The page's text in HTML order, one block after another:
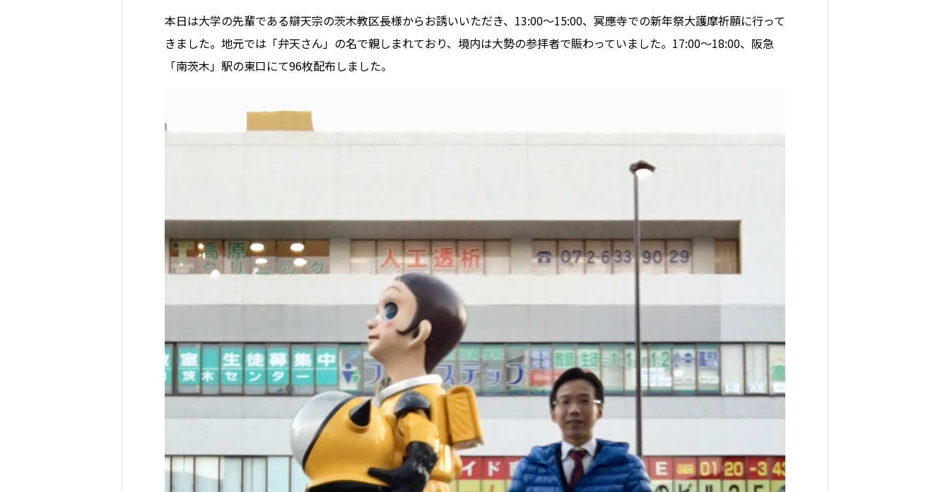
本日は大学の先輩である辯天宗の茨木教区長様からお誘いいただき、13:00〜15:00、冥應寺での新年祭大護摩祈願に行って
きました。地元では「弁天さん」の名で親しまれており、境内は大勢の参拝者で賑わっていました。17:00〜18:00、阪急
「南茨木」駅の東口にて96枚配布しました。